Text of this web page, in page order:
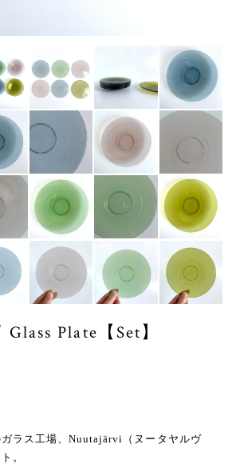
Plate【Set】
ラス工場、Nuutajärvi（ヌータヤルヴ
。